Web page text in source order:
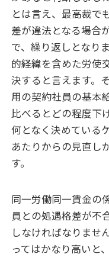
とは言え、最高裁で
差が違法となる場合
で、繰り返しとなり
的経緯を含めた労使
決すると言えます。
用の契約社員の基本
比べるとどの程度下
何となく決めている
あたりからの見直し
す。
同一労働同一賃金の
員との処遇格差が不
しなければなりませ
ってはかなり高いと